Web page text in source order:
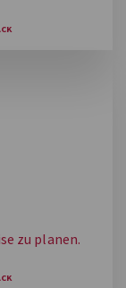
zu planen.